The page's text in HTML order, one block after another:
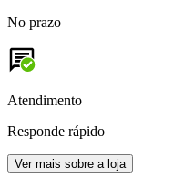
No prazo
Atendimento
Responde rápido
Ver mais sobre a loja